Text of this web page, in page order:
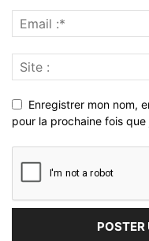
Enregistrer mon nom,
pour la prochaine fois